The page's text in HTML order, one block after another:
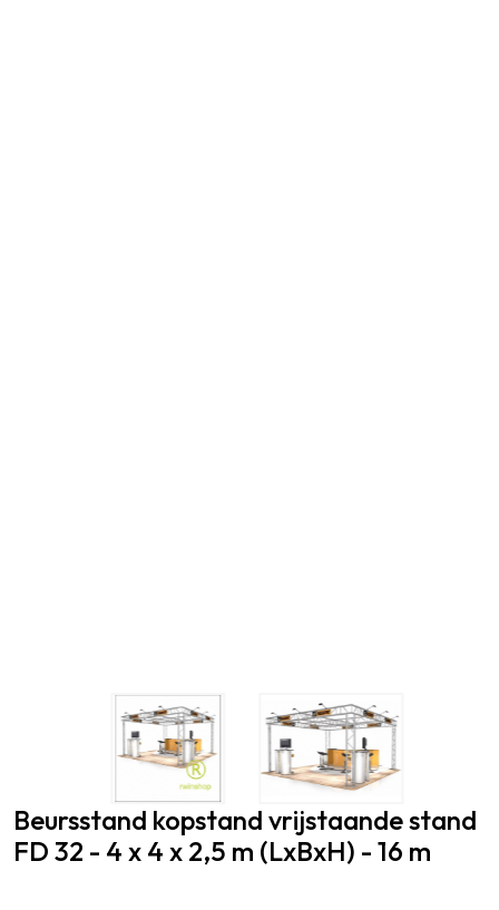
Beursstand kopstand vrijstaande stand
FD 32 - 4 x 4 x 2,5 m (LxBxH) - 16 m